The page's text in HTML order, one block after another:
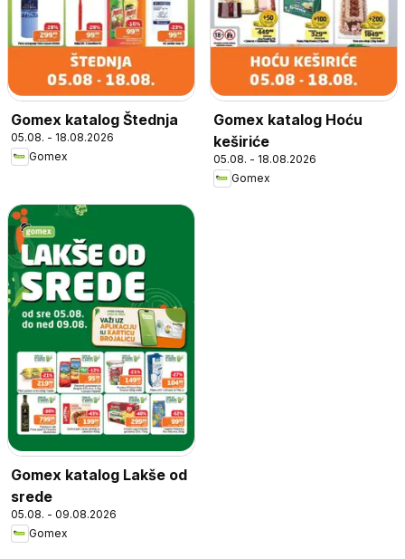
Gomex katalog Štednja
05.08. - 18.08.2026
Gomex
Gomex katalog Hoću
keširiće
05.08. - 18.08.2026
Gomex
Gomex katalog Lakše od
srede
05.08. - 09.08.2026
Gomex